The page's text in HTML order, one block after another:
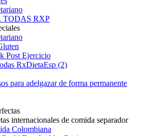
TODAS RXP
Post Ejercicio
RxDietaEsp (2)
para adelgazar de forma permanente
internacionales de comida separador
Colombiana